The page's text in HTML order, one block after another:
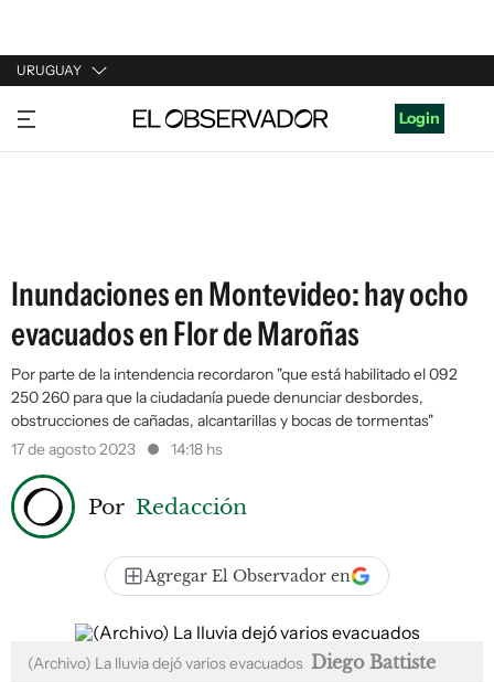
URUGUAY
URUGUAY
ARGENTINA
Login
Inundaciones en Montevideo: hay ocho
evacuados en Flor de Maroñas
Por parte de la intendencia recordaron "que está habilitado el 092
250 260 para que la ciudadanía puede denunciar desbordes,
obstrucciones de cañadas, alcantarillas y bocas de tormentas"
17 de agosto 2023
14:18 hs
Por Redacción
Agregar El Observador en
(Archivo) La lluvia dejó varios evacuados Diego Battiste